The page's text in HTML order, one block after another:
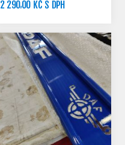
2 290,00 KČ S DPH